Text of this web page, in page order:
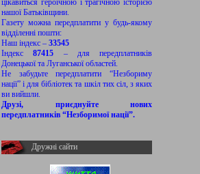
цікавиться героїчною і трагічною історією
нашої Батьківщини.
Газету можна передплатити у будь-якому
відділенні пошти:
Наш індекс – 33545
Індекс87415 – для передплатників
Донецької та Луганської областей.
Не забудьте передплатити “Незбориму
нації” і для бібліотек та шкіл тих сіл, з яких
ви вийшли.
Друзі, приєднуйте нових
передплатників “Незборимої нації”.
Дружні сайти